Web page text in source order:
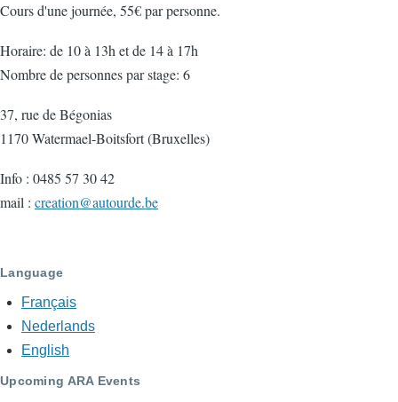
Cours d'une journée, 55€ par personne.
Horaire: de 10 à 13h et de 14 à 17h
Nombre de personnes par stage: 6
37, rue de Bégonias
1170 Watermael-Boitsfort (Bruxelles)
Info : 0485 57 30 42
mail : creation@autourde.be
Language
Français
Nederlands
English
Upcoming ARA Events